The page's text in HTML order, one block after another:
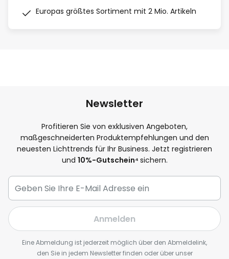
Europas größtes Sortiment mit 2 Mio. Artikeln
Newsletter
Profitieren Sie von exklusiven Angeboten,
maßgeschneiderten Produktempfehlungen und den
neuesten Lichttrends für Ihr Business. Jetzt registrieren
und 10%-Gutschein⁴ sichern.
Anmelden
Eine Abmeldung ist jederzeit möglich über den Abmeldelink,
den Sie in jedem Newsletter finden oder über unser